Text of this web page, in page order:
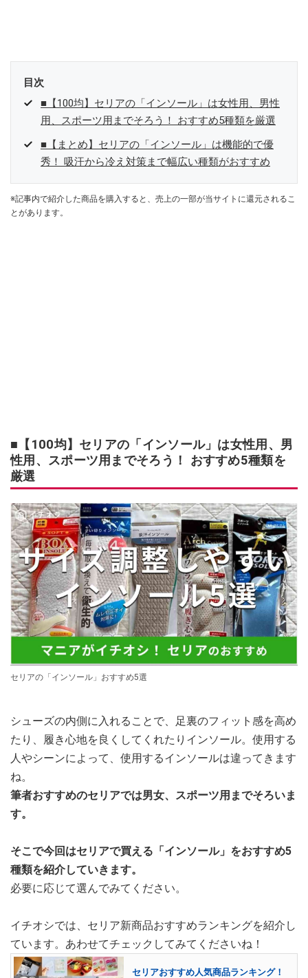
目次
■【100均】セリアの「インソール」は女性用、男性
用、スポーツ用までそろう！ おすすめ5種類を厳選
■【まとめ】セリアの「インソール」は機能的で優
秀！ 吸汗から冷え対策まで幅広い種類がおすすめ
※記事内で紹介した商品を購入すると、売上の一部が当サイトに還元されるこ
とがあります。
■【100均】セリアの「インソール」は女性用、男
性用、スポーツ用までそろう！ おすすめ5種類を
厳選
セリアの「インソール」おすすめ5選
シューズの内側に入れることで、足裏のフィット感を高め
たり、履き心地を良くしてくれたりインソール。使用する
人やシーンによって、使用するインソールは違ってきます
ね。
筆者おすすめのセリアでは男女、スポーツ用までそろいま
す。
そこで今回はセリアで買える「インソール」をおすすめ5
種類を紹介していきます。
必要に応じて選んでみてください。
イチオシでは、セリア新商品おすすめランキングを紹介し
ています。あわせてチェックしてみてくださいね！
セリアおすすめ人気商品ランキング！